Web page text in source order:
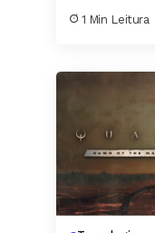
1 Min Leitura